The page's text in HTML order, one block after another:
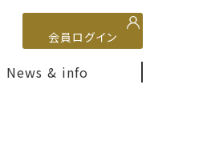
会員ログイン
News & info